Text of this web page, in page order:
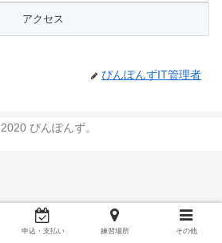
ぴんぽんずIT管理者
ぴんぽんず。
申込・支払い 練習場所 その他